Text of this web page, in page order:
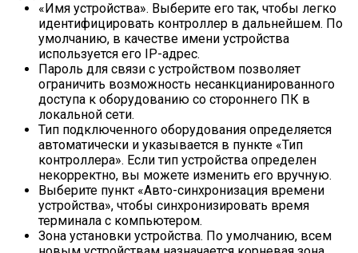
«Имя устройства». Выберите его так, чтобы легко
идентифицировать контроллер в дальнейшем. По
умолчанию, в качестве имени устройства
используется его IP-адрес.
Пароль для связи с устройством позволяет
ограничить возможность несанкцианированного
доступа к оборудованию со стороннего ПК в
локальной сети.
Тип подключенного оборудования определяется
автоматически и указывается в пункте «Тип
контроллера». Если тип устройства определен
некорректно, вы можете изменить его вручную.
Выберите пункт «Авто-синхронизация времени
устройства», чтобы синхронизировать время
терминала с компьютером.
Зона установки устройства. По умолчанию, всем